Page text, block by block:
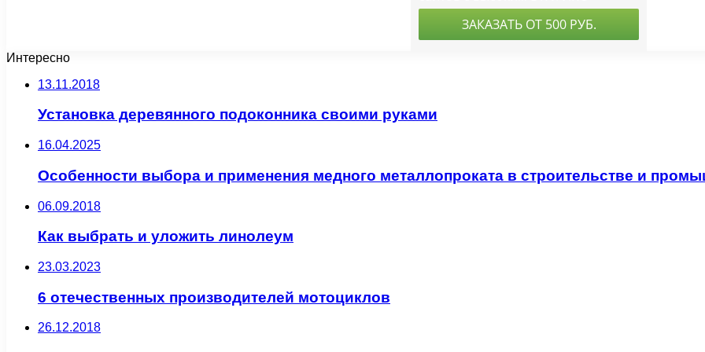
Интересно
13.11.2018
Установка деревянного подоконника своими руками
16.04.2025
Особенности выбора и применения медного металлопроката в строительстве и
06.09.2018
Как выбрать и уложить линолеум
23.03.2023
6 отечественных производителей мотоциклов
26.12.2018